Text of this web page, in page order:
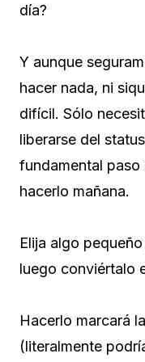
día?
Y aunque
hacer nada, ni
difícil. Sólo
liberarse del
fundamental paso
hacerlo mañana.
Elija algo
luego conviértalo
Hacerlo marcará
(literalmente